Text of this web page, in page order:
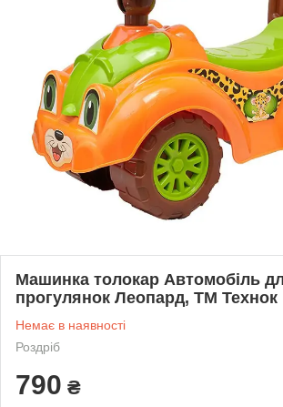
Машинка толокар Автомобіль
прогулянок Леопард, ТМ Технок
Немає в наявності
Роздріб
790 ₴